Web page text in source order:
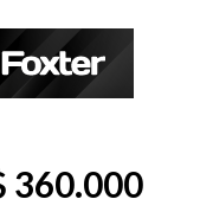
360.000